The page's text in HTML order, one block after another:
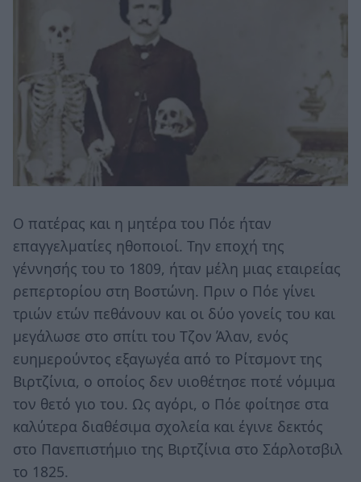
Ο πατέρας και η μητέρα του Πόε ήταν
επαγγελματίες ηθοποιοί. Την εποχή της
γέννησής του το 1809, ήταν μέλη μιας εταιρείας
ρεπερτορίου στη Βοστώνη. Πριν ο Πόε γίνει
τριών ετών πεθάνουν και οι δύο γονείς του και
μεγάλωσε στο σπίτι του Τζον Άλαν, ενός
ευημερούντος εξαγωγέα από το Ρίτσμοντ της
Βιρτζίνια, ο οποίος δεν υιοθέτησε ποτέ νόμιμα
τον θετό γιο του. Ως αγόρι, ο Πόε φοίτησε στα
καλύτερα διαθέσιμα σχολεία και έγινε δεκτός
στο Πανεπιστήμιο της Βιρτζίνια στο Σάρλοτσβιλ
το 1825.